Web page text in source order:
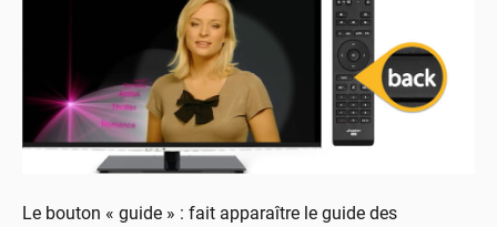
Le bouton « guide » : fait apparaître le guide des